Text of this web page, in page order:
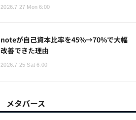
2026.7.27 Mon 6:00
noteが自己資本比率を45%→70%で大幅
改善できた理由
2026.7.25 Sat 6:00
メタバース